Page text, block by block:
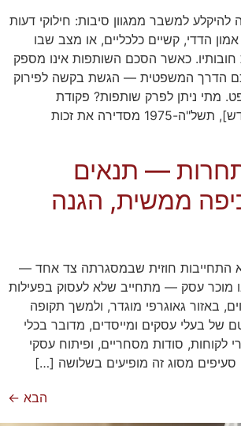
להיקלע למשבר ממגוון סיבות: חילוקי דעות
אמון הדדי, קשיים כלכליים, או מצב שבו
כאשר הסכם השותפות אינו מספק
הדרך המשפטית — הגשת בקשה לפירוק
מתי ניתן לפרק שותפות? פקודת
השותפויות [נוסח חדש], תשל"ה-1975 מסדירה את זכות
— תנאים
ממשית, הגנה
התחייבות חוזית שבמסגרתה צד אחד —
מוכר עסק — מתחייב שלא לעסוק בפעילות
באזור גאוגרפי מוגדר, ולמשך תקופה
של בעלי עסקים ומייסדים, מדובר בכלי
לקוחות, סודות מסחריים, ופיתוח עסקי
סעיפים מסוג זה מופיעים בשלושה […]
הבא ←